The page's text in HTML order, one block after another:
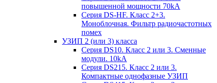
повышенной мощности 70kA
Серия DS-HF. Класс 2+3.
Моноблочная. Фильтр радиочастотных
помех
УЗИП 2 (или 3) класса
Серия DS10. Класс 2 или 3. Сменные
модули. 10kA
Серия DS215. Класс 2 или 3.
Компактные однофазные УЗИП